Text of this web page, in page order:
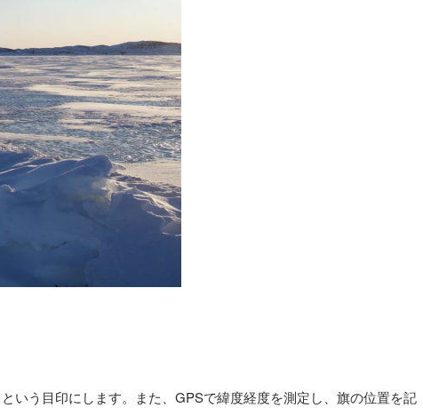
いう目印にします。また、 GPSで緯度経度を測定し、旗の位置を記